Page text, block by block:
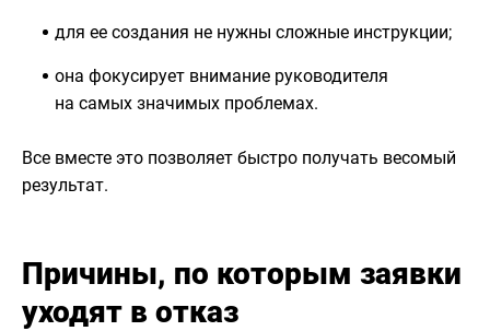
для ее создания не нужны сложные инструкции;
она фокусирует внимание руководителя
на самых значимых проблемах.
Все вместе это позволяет быстро получать весомый
результат.
Причины, по которым заявки
уходят в отказ